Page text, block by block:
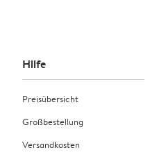
Hilfe
Preisübersicht
Großbestellung
Versandkosten